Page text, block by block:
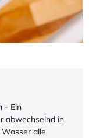
- Ein
abwechselnd in
alle